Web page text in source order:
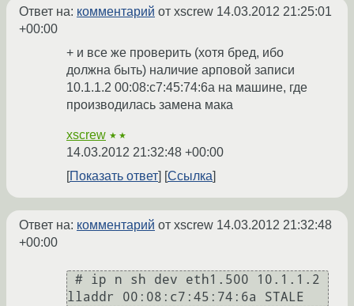
Ответ на: комментарий от xscrew 14.03.2012 21:25:01
+00:00
+ и все же проверить (хотя бред, ибо
должна быть) наличие арповой записи
10.1.1.2 00:08:c7:45:74:6a на машине, где
производилась замена мака
xscrew ★★
14.03.2012 21:32:48 +00:00
Показать ответ
Ссылка
Ответ на: комментарий от xscrew 14.03.2012 21:32:48
+00:00
lladdr 00:08:c7:45:74:6a STALE